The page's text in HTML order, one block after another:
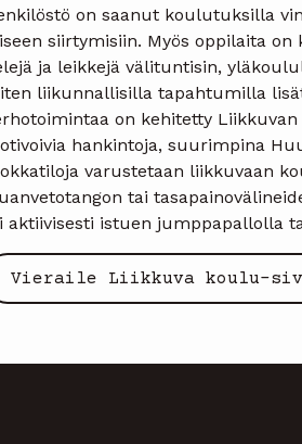
on saanut koulutuksilla
siirtymisiin. Myös oppilaita
ja leikkejä välituntisin,
liikunnallisilla tapahtumilla
on kehitetty
hankintoja, suurimpina
varustetaan liikkuvaan
tai
aktiivisesti istuen jumppapallolla
Vieraile Liikkuva koulu-